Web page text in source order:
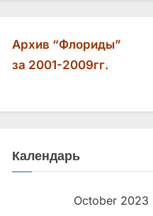
Архив “Флориды”
за 2001-2009гг.
Календарь
October 2023